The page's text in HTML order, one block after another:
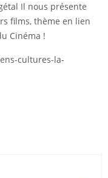
Il nous présente
films, thème en lien
Cinéma !
cultures-la-